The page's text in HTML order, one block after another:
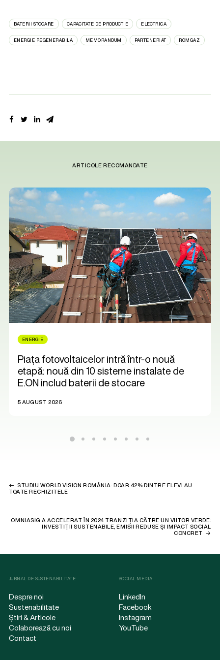
BATERII STOCARE CAPACITATE DE PRODUCTIE ELECTRICA
ENERGIE REGENERABILA MEMORANDUM PARTENERIAT ROMGAZ
ARTICOLE RECOMANDATE
ENERGIE
Piața fotovoltaicelor intră într-o nouă
etapă: nouă din 10 sisteme instalate de
E.ON includ baterii de stocare
5 AUGUST 2026
STUDIU WORLD VISION ROMÂNIA: DOAR 42% DINTRE ELEVI AU
TOATE RECHIZITELE
OMNIASIG A ACCELERAT ÎN 2024 TRANZIȚIA CĂTRE UN VIITOR VERDE:
INVESTIȚII SUSTENABILE, EMISII REDUSE ȘI IMPACT SOCIAL
CONCRET
JURNAL DE SUSTENABILITATE
Despre noi
Sustenabilitate
Știri & Articole
Colaborează cu noi
Contact
SOCIAL MEDIA
LinkedIn
Facebook
Instagram
YouTube